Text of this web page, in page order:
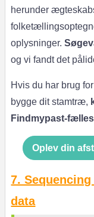
herunder
oplysninger.
og vi fandt det
Hvis du har brug
bygge dit stamtræ,
Findmypast-
Oplev din
7.
data